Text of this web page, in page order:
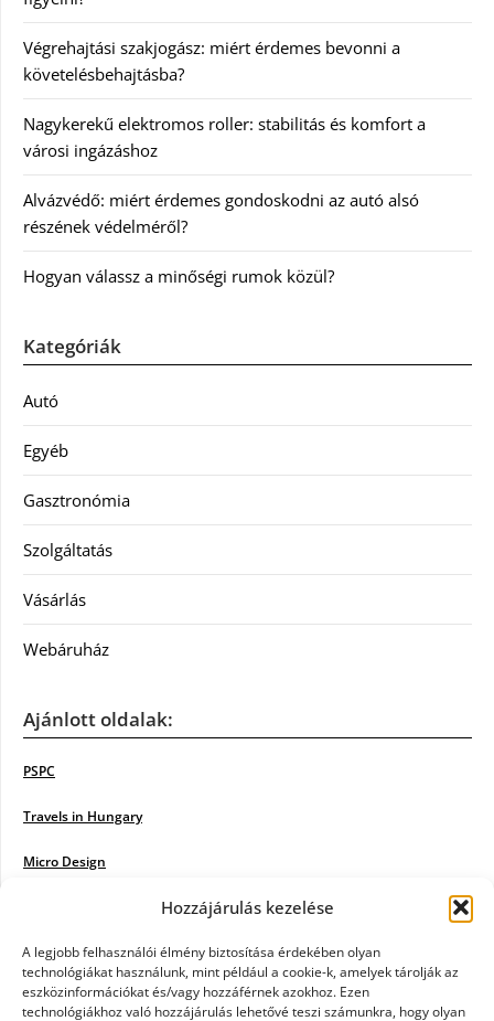
Hozzájárulás kezelése
A legjobb felhasználói élmény biztosítása érdekében olyan
technológiákat használunk, mint például a cookie-k, amelyek tárolják az
eszközinformációkat és/vagy hozzáférnek azokhoz. Ezen
technológiákhoz való hozzájárulás lehetővé teszi számunkra, hogy olyan
Végrehajtási szakjogász: miért érdemes bevonni a
követelésbehajtásba?
Nagykerekű elektromos roller: stabilitás és komfort a
városi ingázáshoz
Alvázvédő: miért érdemes gondoskodni az autó alsó
részének védelméről?
Hogyan válassz a minőségi rumok közül?
Kategóriák
Autó
Egyéb
Gasztronómia
Szolgáltatás
Vásárlás
Webáruház
Ajánlott oldalak:
PSPC
Travels in Hungary
Micro Design
Poiwiki
Öntözőrendszer